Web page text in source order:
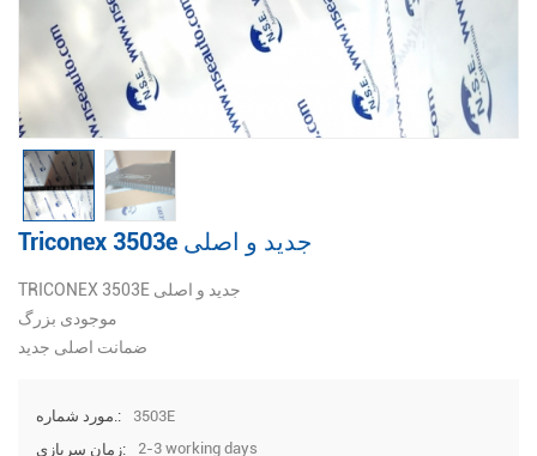
Triconex 3503e جدید و اصلی
TRICONEX 3503E جدید و اصلی
موجودی بزرگ
ضمانت اصلی جدید
مورد شماره.:
3503E
زمان سربازی:
2-3 working days